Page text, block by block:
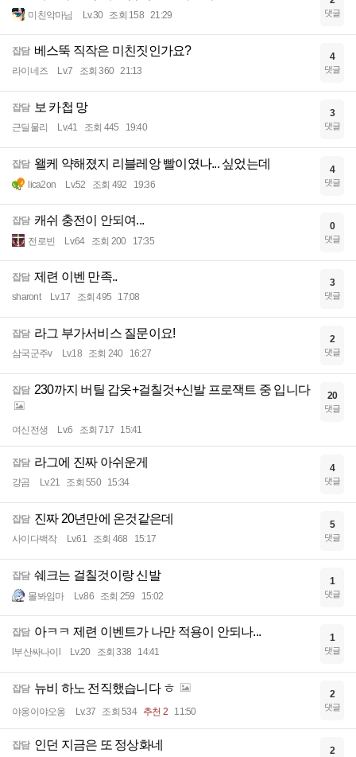
미친악마님 Lv.30 조회 158 21:29 댓글
잡담 베스뚝 직작은 미친짓인가요?
라이네즈 Lv.7 조회 360 21:13
4
댓글
잡담 보 카첩 망
근딜물리 Lv.41 조회 445 19:40
3
댓글
잡담 왤케 약해졌지 리블레앙 빨이였나... 싶었는데
lica2on Lv.52 조회 492 19:36
4
댓글
잡담 캐쉬 충전이 안되여...
전로빈 Lv.64 조회 200 17:35
0
댓글
잡담 제련 이벤 만족..
sharont Lv.17 조회 495 17:08
3
댓글
잡담 라그 부가서비스 질문이요!
삼국군주v Lv.18 조회 240 16:27
2
댓글
잡담 230까지 버틸 갑옷+걸칠것+신발 프로잭트 중 입니다
여신전생 Lv.6 조회 717 15:41
20
댓글
잡담 라그에 진짜 아쉬운게
걍곰 Lv.21 조회 550 15:34
4
댓글
잡담 진짜 20년만에 온것같은데
사이다백작 Lv.61 조회 468 15:17
5
댓글
잡담 쉐크는 걸칠것이랑 신발
몰봐임마 Lv.86 조회 259 15:02
1
댓글
잡담 아ㅋㅋ 제련 이벤트가 나만 적용이 안되나...
l부산싸나이l Lv.20 조회 338 14:41
1
댓글
잡담 뉴비 하노 전직했습니다 ㅎ
야옹이야오옹 Lv.37 조회 534 추천 2 11:50
2
댓글
잡담 인던 지금은 또 정상화네 2